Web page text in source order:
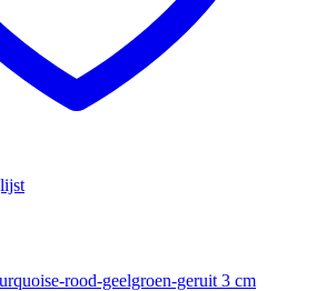
rood-geelgroen-geruit 3 cm